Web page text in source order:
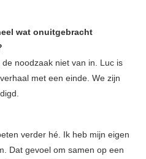
wat onuitgebracht
noodzaak niet van in. Luc is
met een einde. We zijn
verder hé. Ik heb mijn eigen
Dat gevoel om samen op een